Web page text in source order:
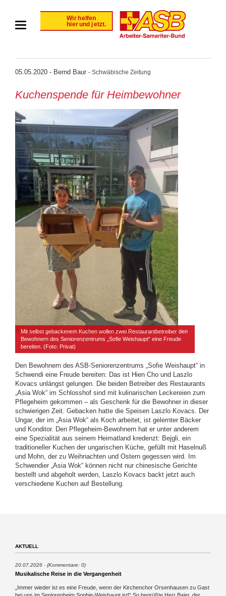
05.05.2020 - Bernd Baur - Schwäbische Zeitung
Kuchenspende für Heimbewohner
Mit selbst gebackenem Kuchen wollen zwei Restaurantbetreiber den
Bewohnern des Seniorenzentrums „Sofie Weishaupt“ eine Freude
bereiten. (Foto: Privat)
Den Bewohnern des ASB-Seniorenzentrums „Sofie Weishaupt“ in
Schwendi eine Freude bereiten: Das ist Hien Cho und Laszlo
Kovacs unlängst gelungen. Die beiden Betreiber des Restaurants
„Asia Wok“ im Schlosshof sind mit kulinarischen Leckereien zum
Pflegeheim gekommen – als Geschenk für die Bewohner in dieser
schwierigen Zeit. Gebacken hatte die Speisen Laszlo Kovacs. Der
Ungar, der im „Asia Wok“ als Koch arbeitet, ist gelernter Bäcker
und Konditor. Den Pflegeheim-Bewohnern hat er unter anderem
eine Spezialität aus seinem Heimatland kredenzt: Bejgli, ein
traditioneller Kuchen der ungarischen Küche, gefüllt mit Haselnuß
und Mohn, der zu Weihnachten und Ostern gegessen wird. Im
Schwendier „Asia Wok“ können nicht nur chinesische Gerichte
bestellt und abgeholt werden, Laszlo Kovacs backt jetzt auch
verschiedene Kuchen auf Bestellung.
AKTUELL
20.07.2026 (Kommentare: 0)
Musikalische Reise in die Vergangenheit
„Immer wieder ist es eine Freude, wenn der Kirchenchor Orsenhausen zu Gast
bei uns im Seniorenheim Sophie-Weishaupt ist!“ So begrüßte Herr Baier, der